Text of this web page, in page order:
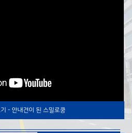
- 안내견이 된 스밀로쿵